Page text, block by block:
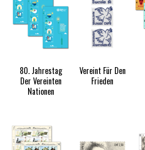
80. Jahrestag
Der Vereinten
Nationen
Vereint Für Den
Frieden